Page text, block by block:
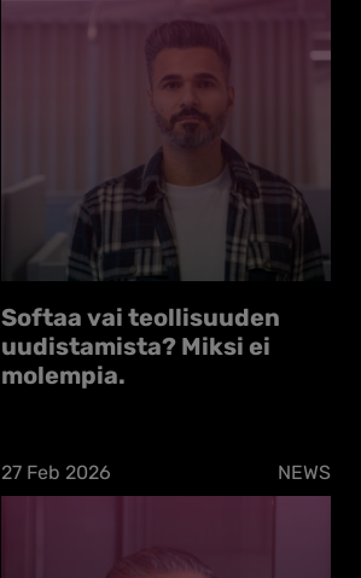
Softaa vai teollisuuden
uudistamista? Miksi ei
molempia.
27 Feb 2026 NEWS